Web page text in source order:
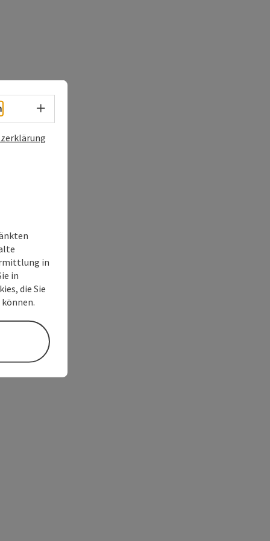
Sprachwahl - Menü öffnen
in
in
die Sie